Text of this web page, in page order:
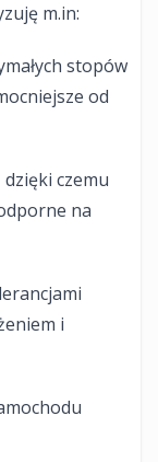
m.in:
stopów
od
czemu
na
i